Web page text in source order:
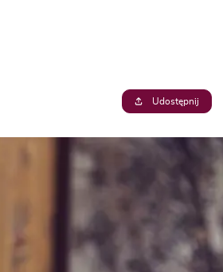
Udostępnij